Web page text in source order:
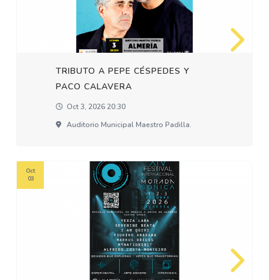
TRIBUTO A PEPE CÉSPEDES Y
PACO CALAVERA
Oct 3, 2026 20:30
Auditorio Municipal Maestro Padilla.
Oct
03